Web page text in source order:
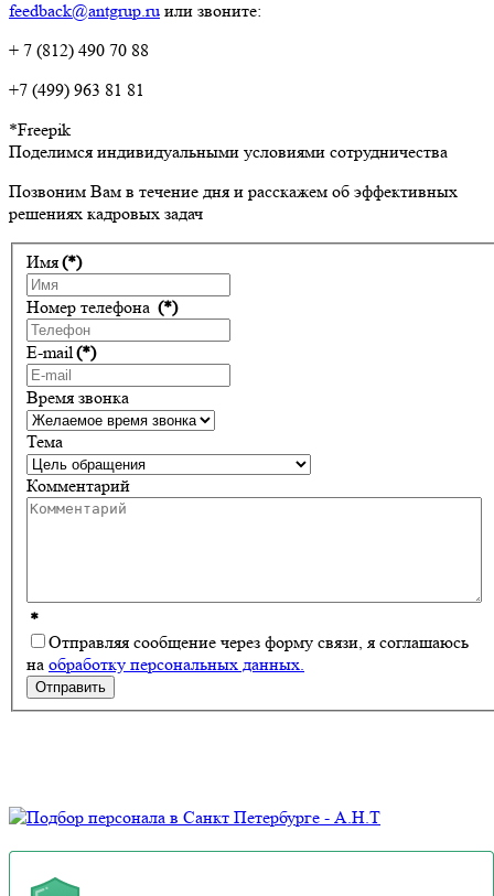
feedback@antgrup.ru или звоните:
+ 7 (812) 490 70 88
+7 (499) 963 81 81
*Freepik
Поделимся индивидуальными условиями сотрудничества
Позвоним Вам в течение дня и расскажем об эффективных
решениях кадровых задач
Имя(*)
Номер телефона (*)
E-mail(*)
Время звонка
Тема
Комментарий
*
Отправляя сообщение через форму связи, я соглашаюсь
на обработку персональных данных.
Отправить